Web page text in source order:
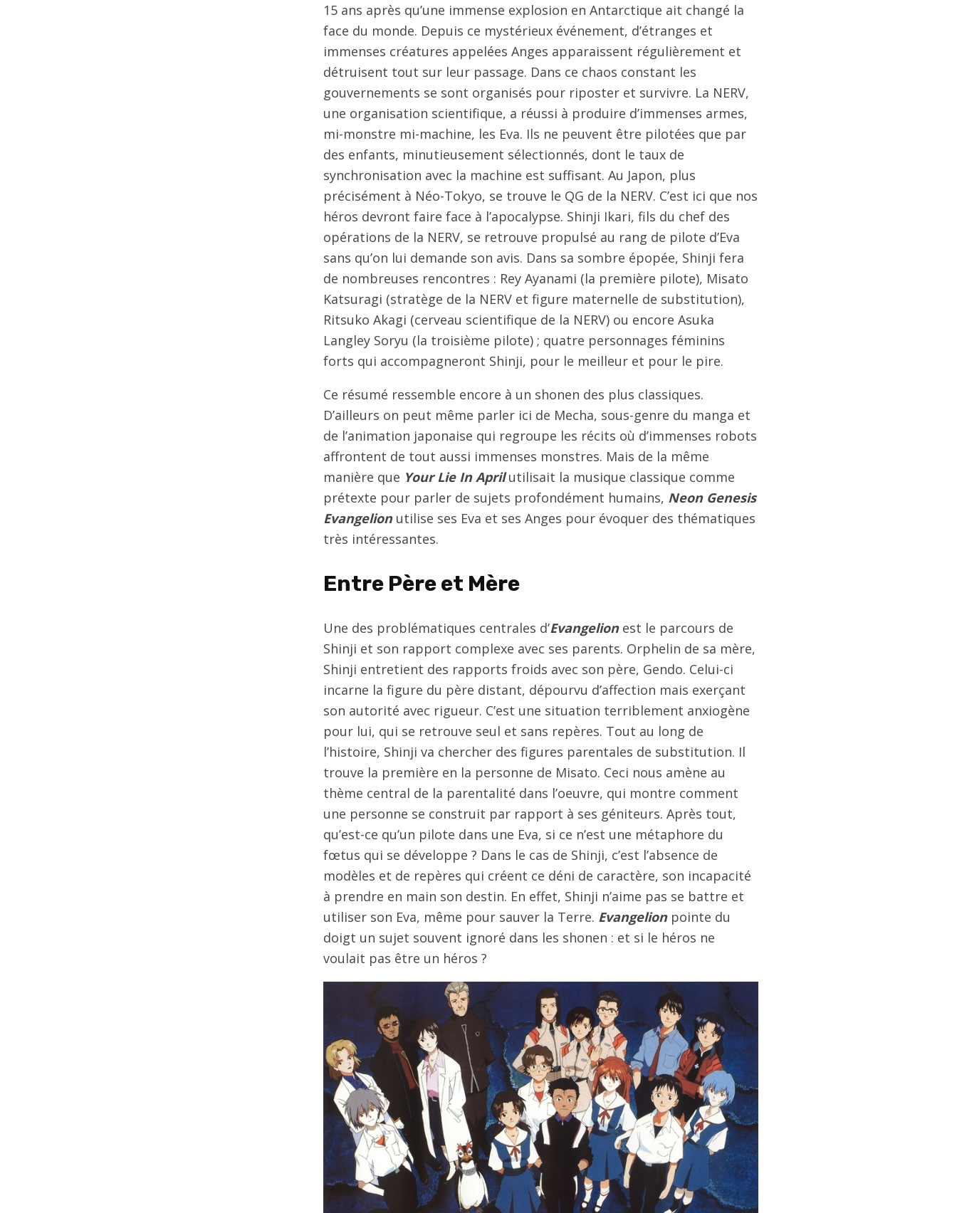
15 ans après qu’une immense explosion en Antarctique ait changé la
face du monde. Depuis ce mystérieux événement, d’étranges et
immenses créatures appelées Anges apparaissent régulièrement et
détruisent tout sur leur passage. Dans ce chaos constant les
gouvernements se sont organisés pour riposter et survivre. La NERV,
une organisation scientifique, a réussi à produire d’immenses armes,
mi-monstre mi-machine, les Eva. Ils ne peuvent être pilotées que par
des enfants, minutieusement sélectionnés, dont le taux de
synchronisation avec la machine est suffisant. Au Japon, plus
précisément à Néo-Tokyo, se trouve le QG de la NERV. C’est ici que nos
héros devront faire face à l’apocalypse. Shinji Ikari, fils du chef des
opérations de la NERV, se retrouve propulsé au rang de pilote d’Eva
sans qu’on lui demande son avis. Dans sa sombre épopée, Shinji fera
de nombreuses rencontres : Rey Ayanami (la première pilote), Misato
Katsuragi (stratège de la NERV et figure maternelle de substitution),
Ritsuko Akagi (cerveau scientifique de la NERV) ou encore Asuka
Langley Soryu (la troisième pilote) ; quatre personnages féminins
forts qui accompagneront Shinji, pour le meilleur et pour le pire.
Ce résumé ressemble encore à un shonen des plus classiques.
D’ailleurs on peut même parler ici de Mecha, sous-genre du manga et
de l’animation japonaise qui regroupe les récits où d’immenses robots
affrontent de tout aussi immenses monstres. Mais de la même
manière que Your Lie In Aprilutilisait la musique classique comme
prétexte pour parler de sujets profondément humains, Neon Genesis
Evangelionutilise ses Eva et ses Anges pour évoquer des thématiques
très intéressantes.
Entre Père et Mère
Une des problématiques centrales d’Evangelionest le parcours de
Shinji et son rapport complexe avec ses parents. Orphelin de sa mère,
Shinji entretient des rapports froids avec son père, Gendo. Celui-ci
incarne la figure du père distant, dépourvu d’affection mais exerçant
son autorité avec rigueur. C’est une situation terriblement anxiogène
pour lui, qui se retrouve seul et sans repères. Tout au long de
l’histoire, Shinji va chercher des figures parentales de substitution. Il
trouve la première en la personne de Misato. Ceci nous amène au
thème central de la parentalité dans l’oeuvre, qui montre comment
une personne se construit par rapport à ses géniteurs. Après tout,
qu’est-ce qu’un pilote dans une Eva, si ce n’est une métaphore du
fœtus qui se développe ? Dans le cas de Shinji, c’est l’absence de
modèles et de repères qui créent ce déni de caractère, son incapacité
à prendre en main son destin. En effet, Shinji n’aime pas se battre et
utiliser son Eva, même pour sauver la Terre. Evangelionpointe du
doigt un sujet souvent ignoré dans les shonen : et si le héros ne
voulait pas être un héros ?